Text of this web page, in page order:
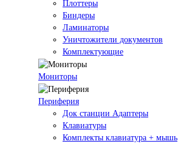
Плоттеры
Биндеры
Ламинаторы
Уничтожители документов
Комплектующие
Мониторы
Периферия
Док станции Адаптеры
Клавиатуры
Комплекты клавиатура + мышь